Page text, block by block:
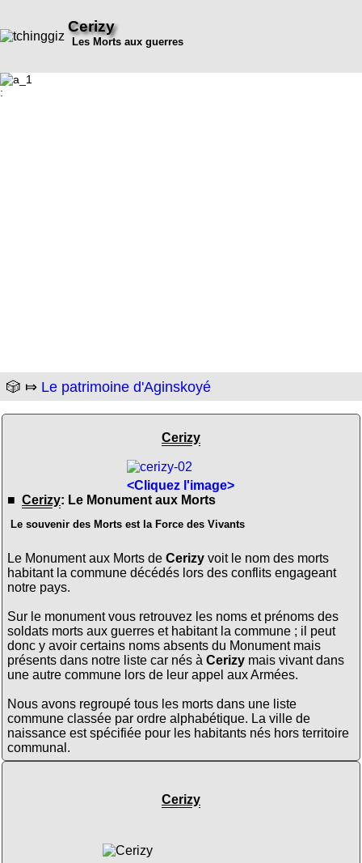
Cerizy
Les Morts aux guerres
:
🎲 ⤇ Le patrimoine d'Aginskoyé
Cerizy
<Cliquez l'image>
■ Cerizy: Le Monument aux Morts
Le souvenir des Morts est la Force des Vivants
Le Monument aux Morts de Cerizyvoit le nom des morts
habitant la commune décédés lors des conflits engageant
notre pays.
Sur le monument vous retrouvez les noms et prénoms des
soldats morts aux guerres et habitant la commune ; il peut
donc y avoir certains noms absents du Monument mais
présents dans notre liste car nés à Cerizymais vivant dans
une autre commune lors de leur appel aux Armées.
Nous avons regroupé tous les morts dans une liste
commune classée par ordre alphabétique. La ville de
naissance est spécifiée pour les habitants nés hors territoire
communal.
Cerizy